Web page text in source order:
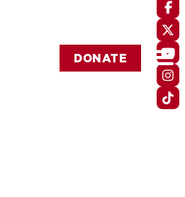
DONATE




